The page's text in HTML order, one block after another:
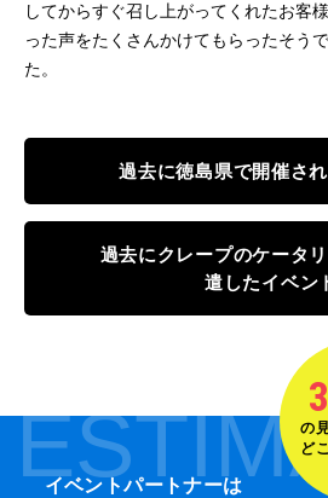
してからすぐ召し上がってくれたお客
った声をたくさんかけてもらったそう
た。
過去に徳島県で開催さ
過去にクレープのケータ
遣したイベン
イベントパートナーは
の
ど